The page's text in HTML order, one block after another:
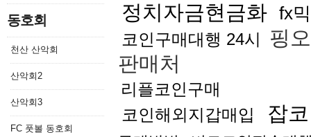
동호회
천산 산악회
산악회2
산악회3
FC 풋볼 동호회
정치자금현금화 fx
코인구매대행 24시
핑
판매처
리플코인구매
코인해외지갑매입
잡